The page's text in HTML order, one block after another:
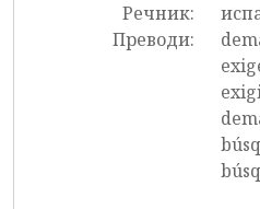
Речник:
Преводи: